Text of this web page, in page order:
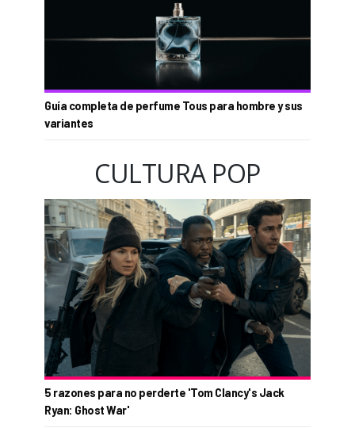
Guía completa de perfume Tous para hombre y sus
variantes
CULTURA POP
5 razones para no perderte 'Tom Clancy's Jack
Ryan: Ghost War'